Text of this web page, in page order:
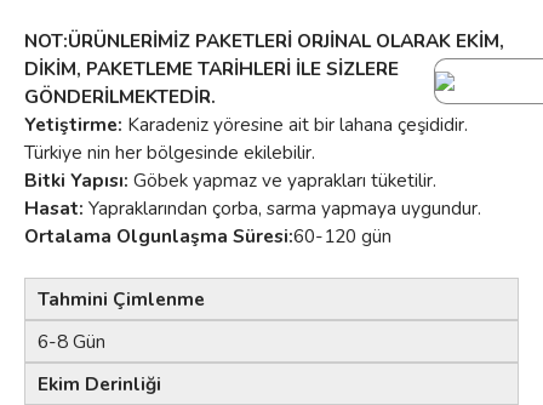
NOT:ÜRÜNLERİMİZ PAKETLERİ ORJİNAL OLARAK EKİM,
DİKİM, PAKETLEME TARİHLERİ İLE SİZLERE
GÖNDERİLMEKTEDİR.
Yetiştirme: Karadeniz yöresine ait bir lahana çeşididir.
Türkiye nin her bölgesinde ekilebilir.
Bitki Yapısı: Göbek yapmaz ve yaprakları tüketilir.
Hasat: Yapraklarından çorba, sarma yapmaya uygundur.
Ortalama Olgunlaşma Süresi:60-120 gün
Tahmini Çimlenme
6-8 Gün
Ekim Derinliği